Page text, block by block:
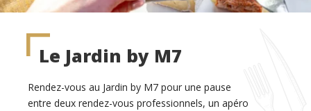
Le Jardin by M7
Rendez-vous au Jardin by M7 pour une pause
entre deux rendez-vous professionnels, un apéro